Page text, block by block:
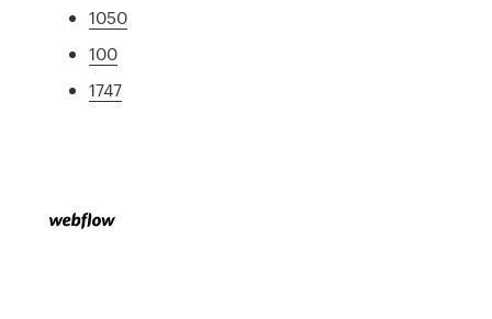
1050
100
1747